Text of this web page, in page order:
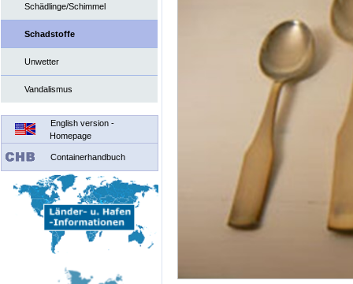
Schädlinge/Schimmel
Schadstoffe
Unwetter
Vandalismus
English version -
Homepage
Containerhandbuch